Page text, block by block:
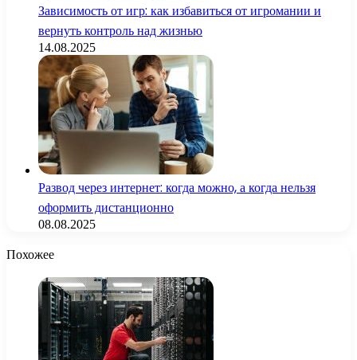
Зависимость от игр: как избавиться от игромании и
вернуть контроль над жизнью
14.08.2025
Развод через интернет: когда можно, а когда нельзя
оформить дистанционно
08.08.2025
Похожее